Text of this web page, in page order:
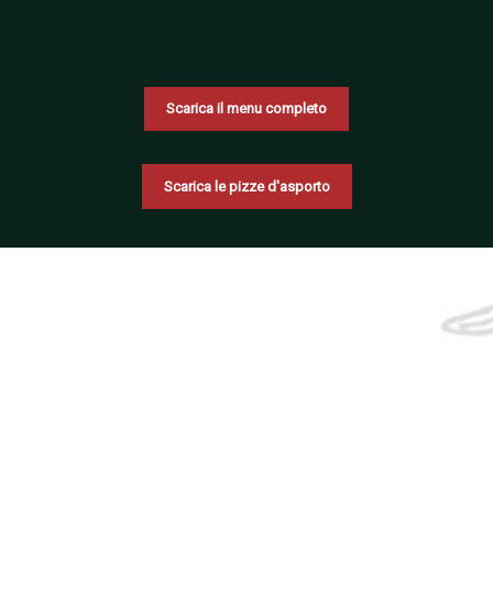
Scarica il menu completo
Scarica le pizze d'asporto